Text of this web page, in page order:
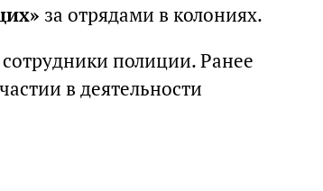
за отрядами в колониях.
полиции. Ранее
в деятельности